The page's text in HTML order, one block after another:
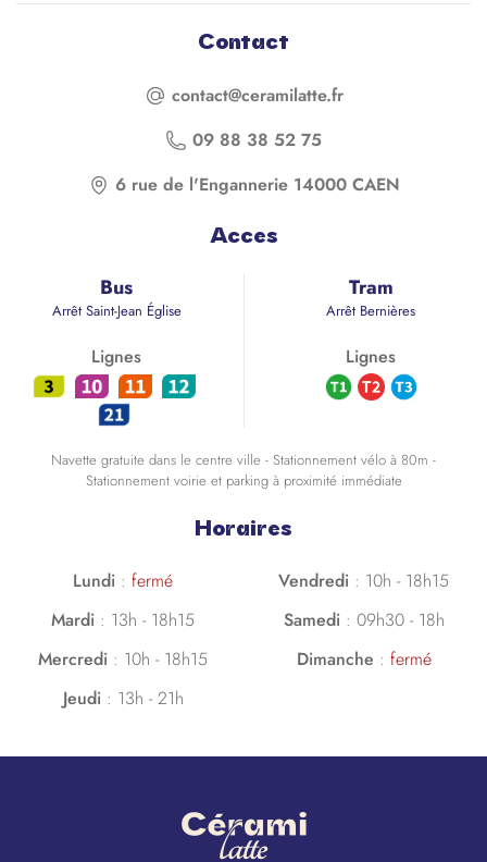
Contact
contact@ceramilatte.fr
09 88 38 52 75
6 rue de l'Engannerie 14000 CAEN
Acces
Bus
Arrêt Saint-Jean Église
Lignes
Tram
Arrêt Bernières
Lignes
Navette gratuite dans le centre ville - Stationnement vélo à 80m -
Stationnement voirie et parking à proximité immédiate
Horaires
Lundi : fermé
Mardi : 13h - 18h15
Mercredi : 10h - 18h15
Jeudi: 13h - 21h
Vendredi : 10h - 18h15
Samedi: 09h30 - 18h
Dimanche : fermé